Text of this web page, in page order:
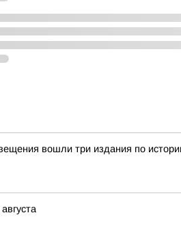
вошли три издания по